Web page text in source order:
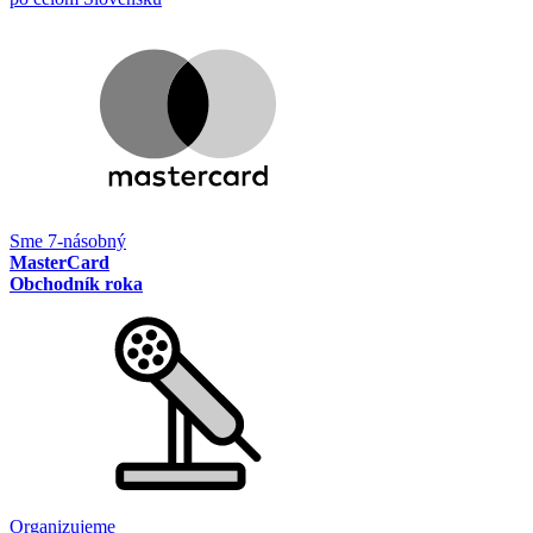
Sme 7-násobný
MasterCard
Obchodník roka
Organizujeme